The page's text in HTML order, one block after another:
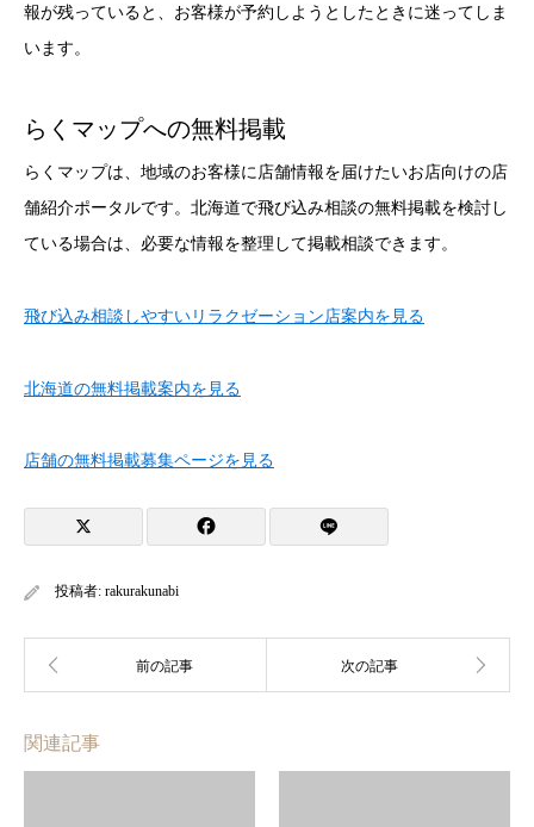
報が残っていると、お客様が予約しようとしたときに迷ってしま
います。
らくマップへの無料掲載
らくマップは、地域のお客様に店舗情報を届けたいお店向けの店
舗紹介ポータルです。北海道で飛び込み相談の無料掲載を検討し
ている場合は、必要な情報を整理して掲載相談できます。
飛び込み相談しやすいリラクゼーション店案内を見る
北海道の無料掲載案内を見る
店舗の無料掲載募集ページを見る
投稿者: rakurakunabi
関連記事